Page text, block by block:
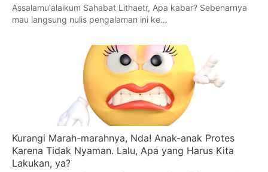
Assalamu'alaikum Sahabat Lithaetr, Apa kabar? Sebenarnya
mau langsung nulis pengalaman ini ke…
Kurangi Marah-marahnya, Nda! Anak-anak Protes
Karena Tidak Nyaman. Lalu, Apa yang Harus Kita
Lakukan, ya?